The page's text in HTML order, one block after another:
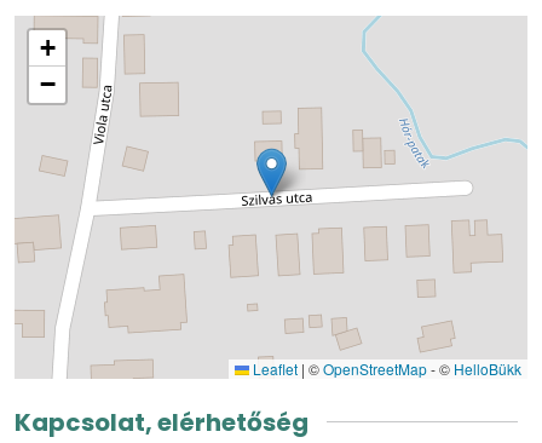
+
−
Leaflet | ©OpenStreetMap- © HelloBükk
Kapcsolat, elérhetőség